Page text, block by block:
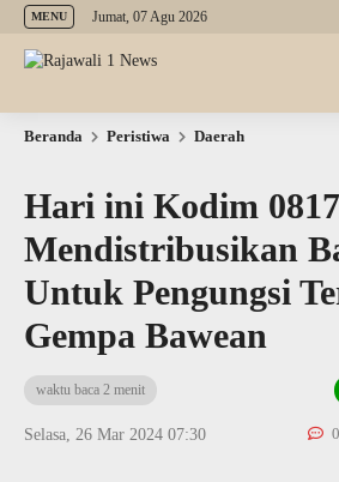
MENU Jumat, 07 Agu 2026
Beranda Peristiwa Daerah
Hari ini Kodim
Mendistribusikan
Untuk Pengungsi
Gempa Bawean
waktu baca 2 menit
Selasa, 26 Mar 2024 07:30 0